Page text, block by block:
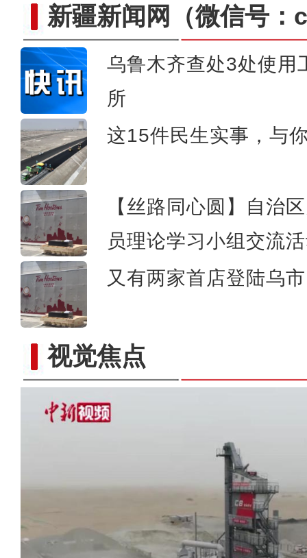
新疆新闻网 （微信号
乌鲁木齐查处3处使用
所
这15件民生实事，与
【丝路同心圆】自治
员理论学习小组交流
又有两家首店登陆乌
视觉焦点